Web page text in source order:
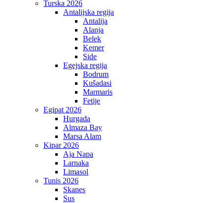
Turska 2026
Antalijska regija
Antalija
Alanja
Belek
Kemer
Side
Egejska regija
Bodrum
Kušadasi
Marmaris
Fetije
Egipat 2026
Hurgada
Almaza Bay
Marsa Alam
Kipar 2026
Aja Napa
Larnaka
Limasol
Tunis 2026
Skanes
Sus